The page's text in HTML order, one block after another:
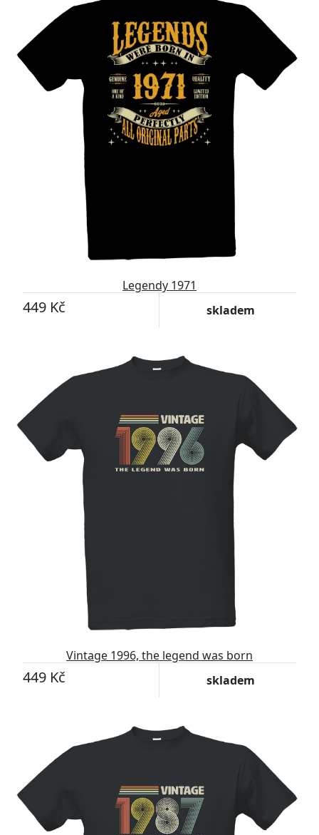
Legendy 1971
449 Kč skladem
Vintage 1996, the legend was born
449 Kč skladem